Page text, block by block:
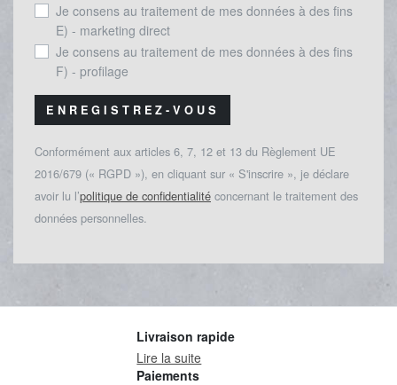
Je consens au traitement de mes données à des fins
E) - marketing direct
Je consens au traitement de mes données à des fins
F) - profilage
ENREGISTREZ-VOUS
Conformément aux articles 6, 7, 12 et 13 du Règlement UE
2016/679 (« RGPD »), en cliquant sur « S'inscrire », je déclare
avoir lu l’politique de confidentialité concernant le traitement des
données personnelles.
Livraison rapide
Lire la suite
Paiements